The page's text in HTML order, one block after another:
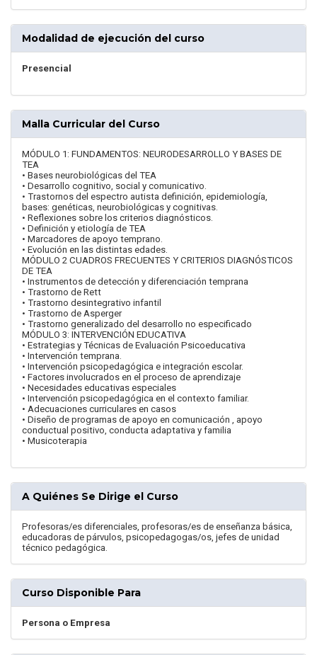
Modalidad de ejecución del curso
Presencial
Malla Curricular del Curso
MÓDULO 1: FUNDAMENTOS: NEURODESARROLLO Y BASES DE
TEA
• Bases neurobiológicas del TEA
• Desarrollo cognitivo, social y comunicativo.
• Trastornos del espectro autista definición, epidemiología,
bases: genéticas, neurobiológicas y cognitivas.
• Reflexiones sobre los criterios diagnósticos.
• Definición y etiología de TEA
• Marcadores de apoyo temprano.
• Evolución en las distintas edades.
MÓDULO 2 CUADROS FRECUENTES Y CRITERIOS DIAGNÓSTICOS
DE TEA
• Instrumentos de detección y diferenciación temprana
• Trastorno de Rett
• Trastorno desintegrativo infantil
• Trastorno de Asperger
• Trastorno generalizado del desarrollo no especificado
MÓDULO 3: INTERVENCIÓN EDUCATIVA
• Estrategias y Técnicas de Evaluación Psicoeducativa
• Intervención temprana.
• Intervención psicopedagógica e integración escolar.
• Factores involucrados en el proceso de aprendizaje
• Necesidades educativas especiales
• Intervención psicopedagógica en el contexto familiar.
• Adecuaciones curriculares en casos
• Diseño de programas de apoyo en comunicación , apoyo
conductual positivo, conducta adaptativa y familia
• Musicoterapia
A Quiénes Se Dirige el Curso
Profesoras/es diferenciales, profesoras/es de enseñanza básica,
educadoras de párvulos, psicopedagogas/os, jefes de unidad
técnico pedagógica.
Curso Disponible Para
Persona o Empresa